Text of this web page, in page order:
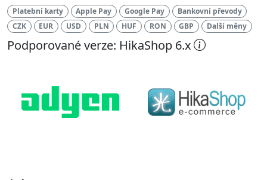
Platební karty Apple Pay Google Pay
Bankovní převody
CZK
EUR USD PLN HUF RON GBP Další měny
Podporované verze: HikaShop 6.x